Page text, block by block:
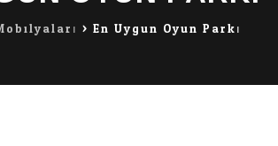
> En Uygun Oyun Parkı